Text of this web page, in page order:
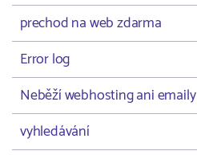
prechod na web zdarma
Error log
Neběží webhosting ani emaily
vyhledávání